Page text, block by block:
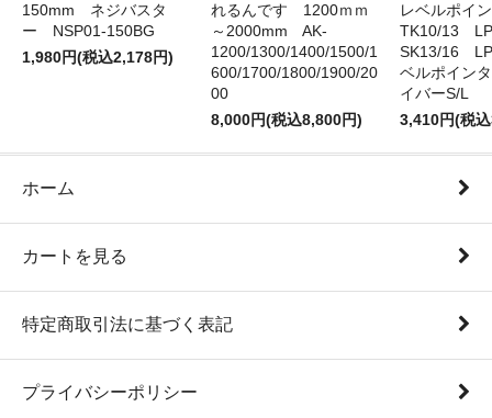
150mm ネジバスタ
ー NSP01-150BG
1,980円(税込2,178円)
れるんです 1200ｍｍ
～2000mm AK-
1200/1300/1400/1500/1
600/1700/1800/1900/20
00
8,000円(税込8,800円)
レベルポイ
TK10/13
SK13/16
ベルポイン
イバーS/L
3,410円(税
ホーム
カートを見る
特定商取引法に基づく表記
プライバシーポリシー